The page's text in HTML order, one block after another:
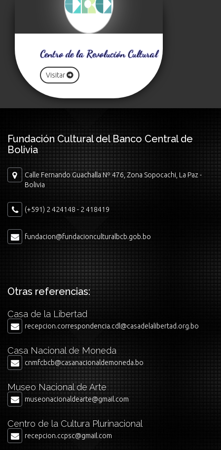
Centro de la Revolución Cultural
Visitar
Fundación Cultural del Banco Central de
Bolivia
Calle Fernando Guachalla Nº 476, Zona Sopocachi, La Paz -
Bolivia
(+591) 2 424148 - 2 418419
fundacion@fundacionculturalbcb.gob.bo
Otras referencias:
Casa de la Libertad
recepcion.correspondencia.cdl@casadelalibertad.org.bo
Casa Nacional de Moneda
cnmfcbcb@casanacionaldemoneda.bo
Museo Nacional de Arte
museonacionaldearte@gmail.com
Centro de la Cultura Plurinacional
recepcion.ccpsc@gmail.com